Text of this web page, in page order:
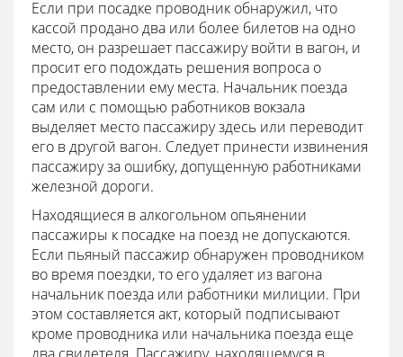
Если при посадке проводник обнаружил, что
кассой продано два или более билетов на одно
место, он разрешает пассажиру войти в вагон, и
просит его подождать решения вопроса о
предоставлении ему места. Начальник поезда
сам или с помощью работников вокзала
выделяет место пассажиру здесь или переводит
его в другой вагон. Следует принести извинения
пассажиру за ошибку, допущенную работниками
железной дороги.
Находящиеся в алкогольном опьянении
пассажиры к посадке на поезд не допускаются.
Если пьяный пассажир обнаружен проводником
во время поездки, то его удаляет из вагона
начальник поезда или работники милиции. При
этом составляется акт, который подписывают
кроме проводника или начальника поезда еще